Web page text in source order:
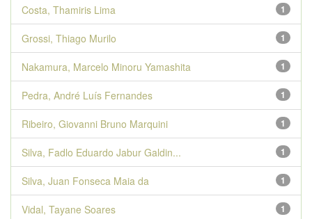
1
Costa, Thamiris Lima
1
Grossi, Thiago Murilo
1
Nakamura, Marcelo Minoru Yamashita
1
Pedra, André Luís Fernandes
1
Ribeiro, Giovanni Bruno Marquini
1
Silva, Fadlo Eduardo Jabur Galdin...
1
Silva, Juan Fonseca Maia da
1
Vidal, Tayane Soares